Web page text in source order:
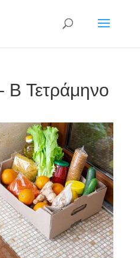
Β Τετράμηνο